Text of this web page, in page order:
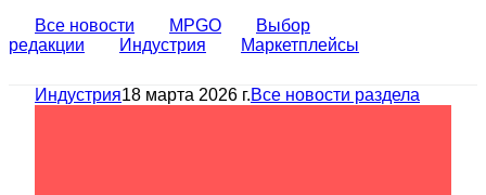
Все новости MPGO
Выбор
редакции
Индустрия Маркетплейсы
Индустрия18 марта 2026 г.Все новости раздела